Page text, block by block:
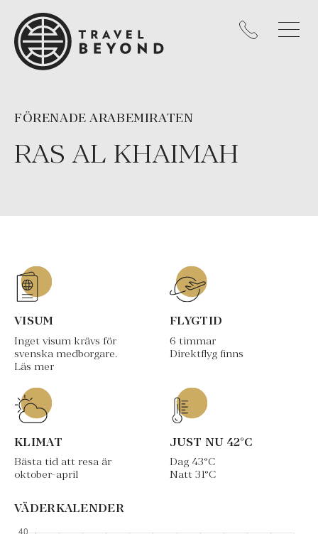
RAS AL KHAIMAH
FÖRENADE ARABEMIRATEN
VISUM
Inget visum krävs för
svenska medborgare.
Läs mer
FLYGTID
6 timmar
Direktflyg finns
KLIMAT
Bästa tid att resa är
oktober-april
JUST NU 42°C
Dag 43°C
Natt 31°C
VÄDERKALENDER